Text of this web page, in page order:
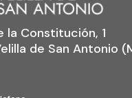
la Constitución, 1
de San Antonio